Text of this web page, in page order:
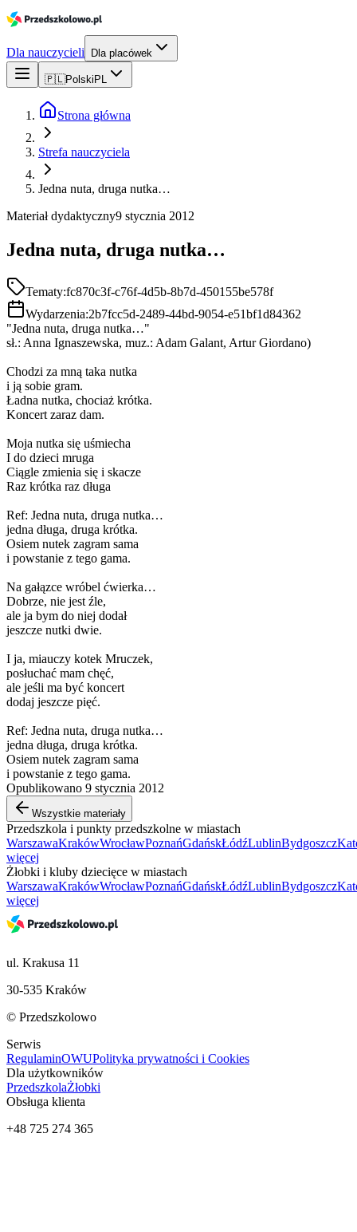
Dla nauczycieli Dla placówek
🇵🇱Polski PL
Strona główna
Strefa nauczyciela
Jedna nuta, druga nutka…
Materiał dydaktyczny9 stycznia 2012
Jedna nuta, druga nutka…
Tematy:fc870c3f-c76f-4d5b-8b7d-450155be578f
Wydarzenia:2b7fcc5d-2489-44bd-9054-e51bf1d84362
"Jedna nuta, druga nutka…"
sł.: Anna Ignaszewska, muz.: Adam Galant, Artur Giordano)
Chodzi za mną taka nutka
i ją sobie gram.
Ładna nutka, chociaż krótka.
Koncert zaraz dam.
Moja nutka się uśmiecha
I do dzieci mruga
Ciągle zmienia się i skacze
Raz krótka raz długa
Ref: Jedna nuta, druga nutka…
jedna długa, druga krótka.
Osiem nutek zagram sama
i powstanie z tego gama.
Na gałązce wróbel ćwierka…
Dobrze, nie jest źle,
ale ja bym do niej dodał
jeszcze nutki dwie.
I ja, miauczy kotek Mruczek,
posłuchać mam chęć,
ale jeśli ma być koncert
dodaj jeszcze pięć.
Ref: Jedna nuta, druga nutka…
jedna długa, druga krótka.
Osiem nutek zagram sama
i powstanie z tego gama.
Opublikowano 9 stycznia 2012
Wszystkie materiały
Przedszkola i punkty przedszkolne w miastach
WarszawaKrakówWrocławPoznańGdańskŁódźLublinBydgoszcz
więcej
Żłobki i kluby dziecięce w miastach
WarszawaKrakówWrocławPoznańGdańskŁódźLublinBydgoszcz
więcej
ul. Krakusa 11
30-535 Kraków
© Przedszkolowo
Serwis
RegulaminOWUPolityka prywatności i Cookies
Dla użytkowników
PrzedszkolaŻłobki
Obsługa klienta
+48 725 274 365